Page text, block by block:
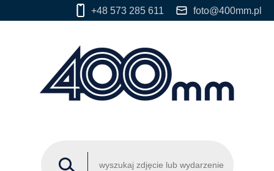
+48 573 285 611 foto@400mm.pl